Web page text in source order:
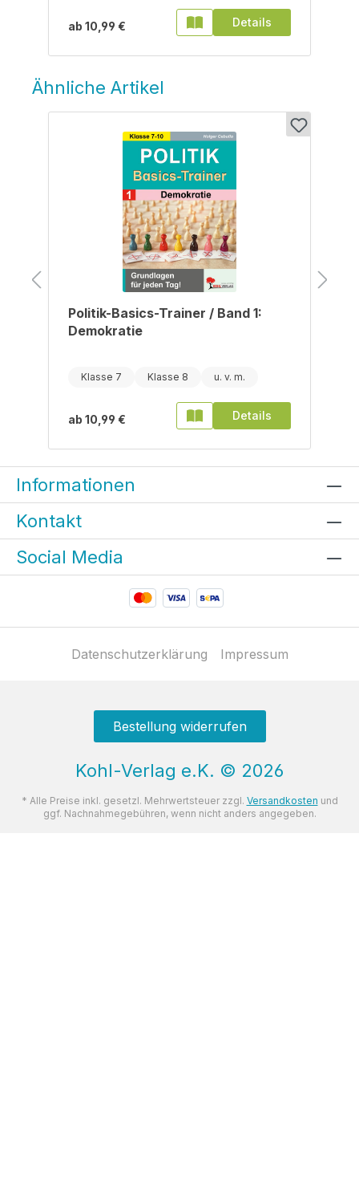
ab 10,99 € Details
Ähnliche Artikel
Politik-Basics-Trainer / Band 1:
Demokratie
Klasse 7 Klasse 8
ab 10,99 € Details
Informationen
Kontakt
Social Media
Datenschutzerklärung Impressum
Bestellung widerrufen
Kohl-Verlag e.K. © 2026
* Alle Preise inkl. gesetzl. Mehrwertsteuer zzgl. Versandkosten und
ggf. Nachnahmegebühren, wenn nicht anders angegeben.